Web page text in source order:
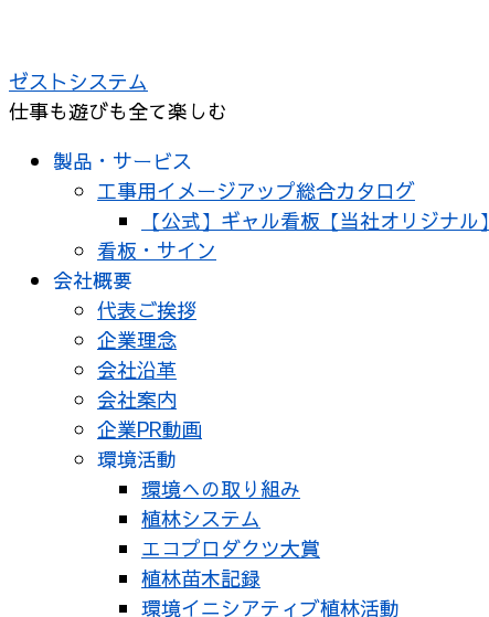
ゼストシステム
仕事も遊びも全て楽しむ
製品・サービス
工事用イメージアップ総合カタログ
【公式】ギャル看板【当社オリジナル】
看板・サイン
会社概要
代表ご挨拶
企業理念
会社沿革
会社案内
企業PR動画
環境活動
環境への取り組み
植林システム
エコプロダクツ大賞
植林苗木記録
環境イニシアティブ植林活動